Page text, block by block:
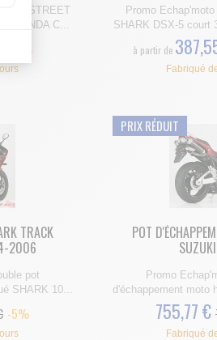
STREET
HONDA C...
-5%
Promo
SHARK DSX-5 court
à partir de
Fabriqué
TRACK
2006
pot
SHARK 10...
-5%
PRIX RÉDUIT
POT
Promo
d'échappement moto
755,77 €
Fabriqué
bout de code que nous fourni Facebook